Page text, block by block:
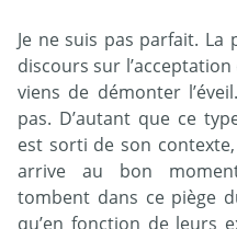
Je ne suis pas parfait. La
discours sur
viens de démonter
pas. D’autant que ce
est sorti de son
arrive au bon
tombent dans ce piège
qu’en fonction de leurs